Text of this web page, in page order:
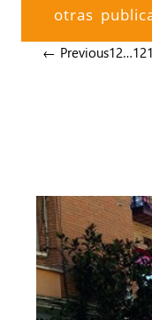
otras
← Previous12…12